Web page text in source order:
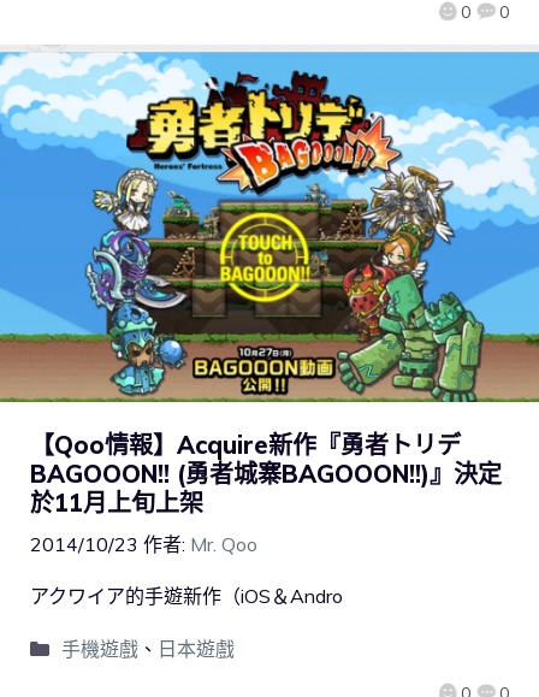
0 0
【Qoo情報】Acquire新作『勇者トリデ
BAGOOON!! (勇者城寨BAGOOON!!)』決定
於11月上旬上架
2014/10/23 作者: Mr. Qoo
アクワイア的手遊新作（iOS＆Andro
手機遊戲、 日本遊戲